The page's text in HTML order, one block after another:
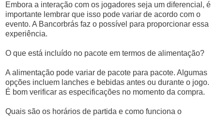
Embora a interação com os jogadores seja um diferencial, é
importante lembrar que isso pode variar de acordo com o
evento. A Bancorbrás faz o possível para proporcionar essa
experiência.
O que está incluído no pacote em termos de alimentação?
A alimentação pode variar de pacote para pacote. Algumas
opções incluem lanches e bebidas antes ou durante o jogo.
É bom verificar as especificações no momento da compra.
Quais são os horários de partida e como funciona o